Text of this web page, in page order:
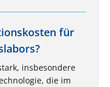
für
insbesondere
die im